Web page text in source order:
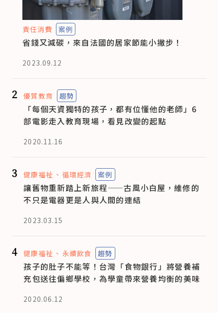
責任消費 案例
省錢又減碳，來自法國的居家節能小撇步！
2023.09.12
2 優質教育 趨勢
「每個天資獨特的孩子，都有位懂他的老師」6
部電影走入教育現場，看見改變的起點
2020.11.16
3 健康福祉 循環經濟 案例
讓舊物重新踏上新旅程——古風小白屋，維修的
不只是電器更是人與人間的連結
2023.03.15
4 健康福祉 永續飲食 趨勢
孩子的肚子不能等！台灣「食物銀行」將營養補
充包送往偏鄉學校，為學童帶來營養均衡的美味
2020.06.12